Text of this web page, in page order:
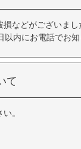
などがございま
内にお電話でお知
て
。